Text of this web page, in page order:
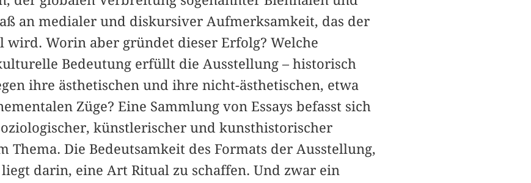
an medialer und diskursiver Aufmerksamkeit, das der
wird. Worin aber gründet dieser Erfolg? Welche
Bedeutung erfüllt die Ausstellung – historisch
ihre ästhetischen und ihre nicht-ästhetischen, etwa
Züge? Eine Sammlung von Essays befasst sich
künstlerischer und kunsthistorischer
Thema. Die Bedeutsamkeit des Formats der Ausstellung,
liegt darin, eine Art Ritual zu schaffen. Und zwar ein